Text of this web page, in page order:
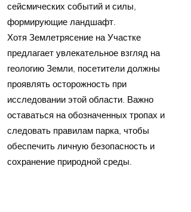
сейсмических событий и силы,
формирующие ландшафт.
Хотя Землетрясение на Участке
предлагает увлекательное взгляд на
геологию Земли, посетители должны
проявлять осторожность при
исследовании этой области. Важно
оставаться на обозначенных тропах и
следовать правилам парка, чтобы
обеспечить личную безопасность и
сохранение природной среды.